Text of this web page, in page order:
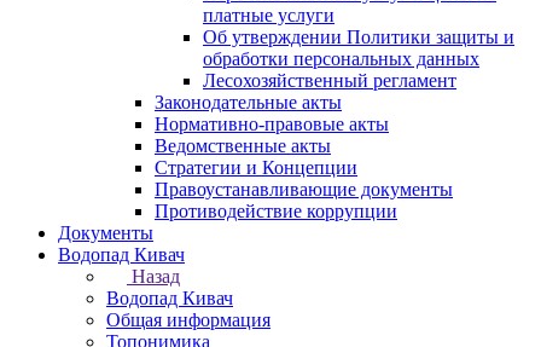
платные услуги
Об утверждении Политики защиты и
обработки персональных данных
Лесохозяйственный регламент
Законодательные акты
Нормативно-правовые акты
Ведомственные акты
Стратегии и Концепции
Правоустанавливающие документы
Противодействие коррупции
Документы
Водопад Кивач
Назад
Водопад Кивач
Общая информация
Топонимика